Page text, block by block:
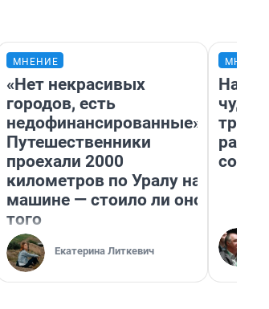
МНЕНИЕ
«Нет некрасивых
городов, есть
недофинансированные».
Путешественники
проехали 2000
километров по Уралу на
машине — стоило ли оно
того
Екатерина Литкевич